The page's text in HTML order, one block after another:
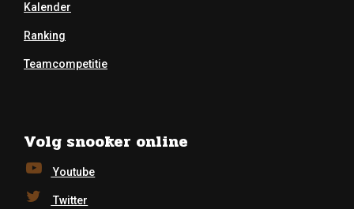
Kalender
Ranking
Teamcompetitie
Volg snooker online
Youtube
Twitter